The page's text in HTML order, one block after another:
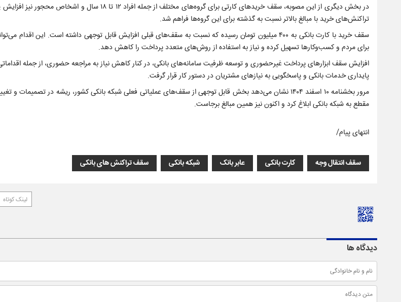
در بخش دیگری از این مصوبه، سقف خریدهای کارتی برای گروه‌های مختلف از جمله
تراکنش‌های خرید با مبالغ بالاتر نسبت به گذشته برای این گروه‌ها فراهم شد.
سقف خرید با کارت بانکی به ۴۰۰ میلیون تومان رسیده که نسبت به سقف‌های قبلی افزایش قابل توجهی داشته است. این اقدام
برای مردم و کسب‌وکارها تسهیل کرده و نیاز به استفاده از روش‌های متعدد پرداخت را کاهش دهد.
افزایش سقف ابزارهای پرداخت غیرحضوری و توسعه ظرفیت سامانه‌های بانکی، در کنار کاهش نیاز به مراجعه حضوری، از جمله
پایداری خدمات بانکی و پاسخگویی به نیازهای مشتریان در دستور کار قرار گرفت.
مرور بخشنامه ۱۰ اسفند ۱۴۰۴ نشان می‌دهد بخش قابل توجهی از سقف‌های عملیاتی فعلی شبکه بانکی کشور، ریشه در تصمیمات
مقطع به شبکه بانکی ابلاغ کرد و اکنون نیز همین مبالغ برجاست.
انتهای پیام/
سقف انتقال وجه کارت بانکی عابر بانک شبکه بانکی سقف تراکنش های بانکی
لینک کوتاه
دیدگاه ها